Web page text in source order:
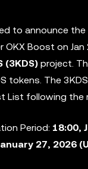
to announce
OKX Boost on
(3KDS) project.
tokens. The
List following the
Period: 18:00,
27, 2026